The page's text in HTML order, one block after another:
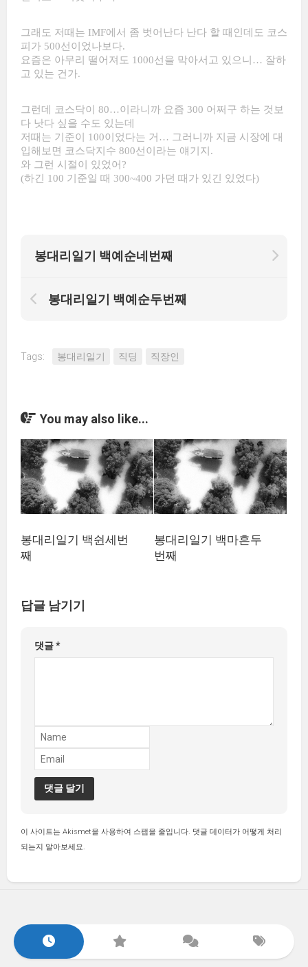
그래도 저때는 IMF에서 좀 벗어난다 난다 할 때인데도 코스
피가 500선이었나보다.
요즘은 아무리 떨어져도 1000선을 막아서고 있으니… 잘하
고 있는 건가.
그런데 코스닥이 80…이라니까 요즘 300 어쩌구 하는 것보
다 낫다 싶을 수도 있는데
저때는 기준이 100이었다는 거… 그러니까 지금 시장에 대
입해보면 코스닥지수 800선이라는 얘기지.
와 그런 시절이 있었어?
(하긴 100 기준일 때 300~400 가던 때가 있긴 있었다)
봉대리일기 백예순네번째
봉대리일기 백예순두번째
Tags: 봉대리일기 직딩 직장인
You may also like...
봉대리일기 백쉰세번
째
봉대리일기 백마흔두
번째
답글 남기기
댓글*
이 사이트는 Akismet을 사용하여 스팸을 줄입니다. 댓글 데이터가 어떻게 처리
되는지 알아보세요.